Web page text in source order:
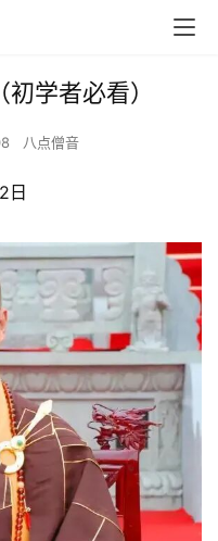
学者必看）
八点僧音
日